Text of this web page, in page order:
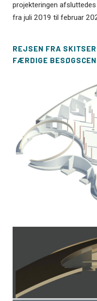
projekteringen
fra juli 2019 til februar
REJSEN FRA
FÆRDIGE